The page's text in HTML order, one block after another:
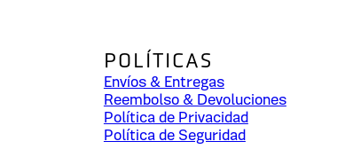
POLÍTICAS
Envíos & Entregas
Reembolso & Devoluciones
Política de Privacidad
Política de Seguridad